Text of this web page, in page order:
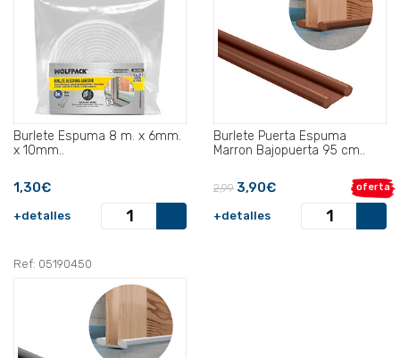
Burlete Espuma 8 m. x 6mm.
x 10mm..
1,30€
+detalles
Burlete Puerta Espuma
Marron Bajopuerta 95 cm..
oferta
2,99 3,90€
+detalles
Ref: 05190450